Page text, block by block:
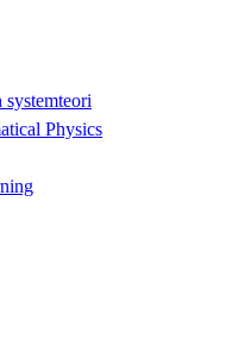
Physics